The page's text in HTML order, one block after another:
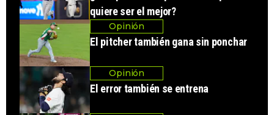
quiere ser el mejor?
Opinión
El pitcher también gana sin ponchar
Opinión
El error también se entrena